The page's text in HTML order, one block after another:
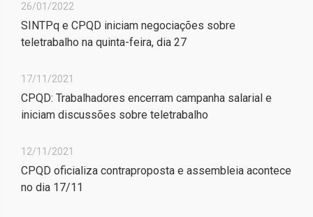
26/01/2022
SINTPq e CPQD iniciam negociações sobre
teletrabalho na quinta-feira, dia 27
17/11/2021
CPQD: Trabalhadores encerram campanha salarial e
iniciam discussões sobre teletrabalho
12/11/2021
CPQD oficializa contraproposta e assembleia acontece
no dia 17/11